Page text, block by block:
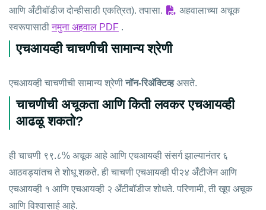
आणि अँटीबॉडीज दोन्हीसाठी एकत्रित). तपासा.
अहवालाच्या अचूक
स्वरूपासाठीनमुना अहवाल PDF .
एचआयव्ही चाचणीची सामान्य श्रेणी
एचआयव्ही चाचणीची सामान्य श्रेणीनॉन-रिअ‍ॅक्टिव्हअसते.
चाचणीची अचूकता आणि किती लवकर एचआयव्ही
आढळू शकतो?
ही चाचणी ९९.८% अचूक आहे आणि एचआयव्ही संसर्ग झाल्यानंतर ६
आठवड्यांतच ते शोधू शकते. ही चाचणी एचआयव्ही पी२४ अँटीजेन आणि
एचआयव्ही १ आणि एचआयव्ही २ अँटीबॉडीज शोधते. परिणामी, ती खूप अचूक
आणि विश्वासार्ह आहे.